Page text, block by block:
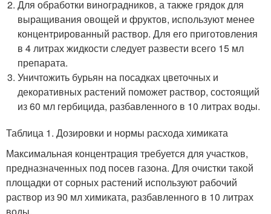
Для обработки виноградников, а также грядок для
выращивания овощей и фруктов, используют менее
концентрированный раствор. Для его приготовления
в 4 литрах жидкости следует развести всего 15 мл
препарата.
Уничтожить бурьян на посадках цветочных и
декоративных растений поможет раствор, состоящий
из 60 мл гербицида, разбавленного в 10 литрах воды.
Таблица 1. Дозировки и нормы расхода химиката
Максимальная концентрация требуется для участков,
предназначенных под посев газона. Для очистки такой
площадки от сорных растений используют рабочий
раствор из 90 мл химиката, разбавленного в 10 литрах